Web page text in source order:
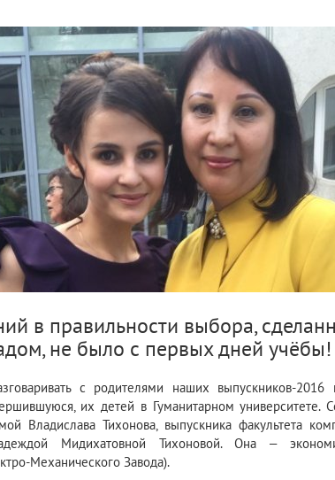
в правильности выбора,
не было с первых дней учёбы!
с родителями наших выпускников-2016
их детей в Гуманитарном университете.
Владислава Тихонова, выпускника факультета
Мидихатовной Тихоновой. Она –
Механического Завода).